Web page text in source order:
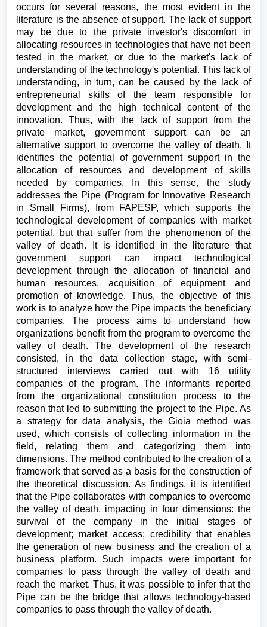
occurs for several reasons, the most evident in the
literature is the absence of support. The lack of support
may be due to the private investor's discomfort in
allocating resources in technologies that have not been
tested in the market, or due to the market's lack of
understanding of the technology's potential. This lack of
understanding, in turn, can be caused by the lack of
entrepreneurial skills of the team responsible for
development and the high technical content of the
innovation. Thus, with the lack of support from the
private market, government support can be an
alternative support to overcome the valley of death. It
identifies the potential of government support in the
allocation of resources and development of skills
needed by companies. In this sense, the study
addresses the Pipe (Program for Innovative Research
in Small Firms), from FAPESP, which supports the
technological development of companies with market
potential, but that suffer from the phenomenon of the
valley of death. It is identified in the literature that
government support can impact technological
development through the allocation of financial and
human resources, acquisition of equipment and
promotion of knowledge. Thus, the objective of this
work is to analyze how the Pipe impacts the beneficiary
companies. The process aims to understand how
organizations benefit from the program to overcome the
valley of death. The development of the research
consisted, in the data collection stage, with semi-
structured interviews carried out with 16 utility
companies of the program. The informants reported
from the organizational constitution process to the
reason that led to submitting the project to the Pipe. As
a strategy for data analysis, the Gioia method was
used, which consists of collecting information in the
field, relating them and categorizing them into
dimensions. The method contributed to the creation of a
framework that served as a basis for the construction of
the theoretical discussion. As findings, it is identified
that the Pipe collaborates with companies to overcome
the valley of death, impacting in four dimensions: the
survival of the company in the initial stages of
development; market access; credibility that enables
the generation of new business and the creation of a
business platform. Such impacts were important for
companies to pass through the valley of death and
reach the market. Thus, it was possible to infer that the
Pipe can be the bridge that allows technology-based
companies to pass through the valley of death.